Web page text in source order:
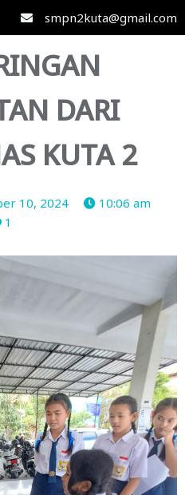
smpn2kuta@gmail.com
DARI
KUTA 2
10, 2024
10:06 am
1